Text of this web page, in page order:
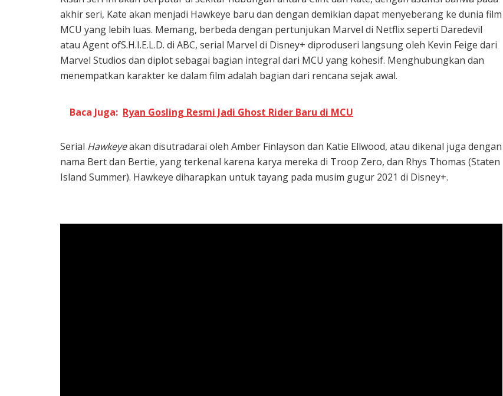
akhir seri, Kate akan menjadi Hawkeye baru dan dengan demikian dapat menyeberang ke dunia film
MCU yang lebih luas. Memang, berbeda dengan pertunjukan Marvel di Netflix seperti Daredevil
atau Agent ofS.H.I.E.L.D. di ABC, serial Marvel di Disney+ diproduseri langsung oleh Kevin Feige dari
Marvel Studios dan diplot sebagai bagian integral dari MCU yang kohesif. Menghubungkan dan
menempatkan karakter ke dalam film adalah bagian dari rencana sejak awal.
Baca Juga: Ryan Gosling Resmi Jadi Ghost Rider Baru di MCU
Serial Hawkeyeakan disutradarai oleh Amber Finlayson dan Katie Ellwood, atau dikenal juga dengan
nama Bert dan Bertie, yang terkenal karena karya mereka di Troop Zero, dan Rhys Thomas (Staten
Island Summer). Hawkeye diharapkan untuk tayang pada musim gugur 2021 di Disney+.